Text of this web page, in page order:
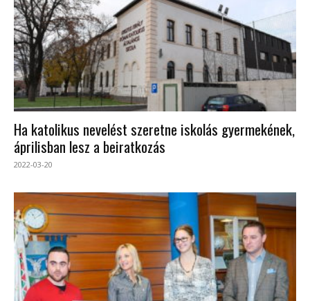
Ha katolikus nevelést szeretne iskolás gyermekének,
áprilisban lesz a beiratkozás
2022-03-20